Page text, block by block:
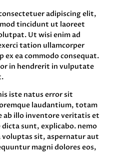
adipiscing elit,
tincidunt ut laoreet
Ut wisi enim ad
tation ullamcorper
ea commodo consequat.
in hendrerit in vulputate
iste natus error sit
laudantium, totam
ab illo inventore veritatis et
sunt, explicabo. nemo
sit, aspernatur aut
magni dolores eos,